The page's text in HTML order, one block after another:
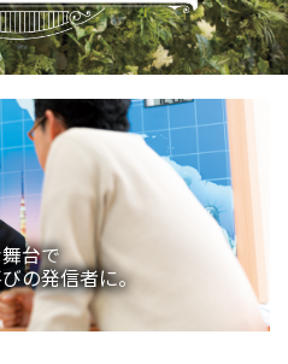
台で
の発信者に。